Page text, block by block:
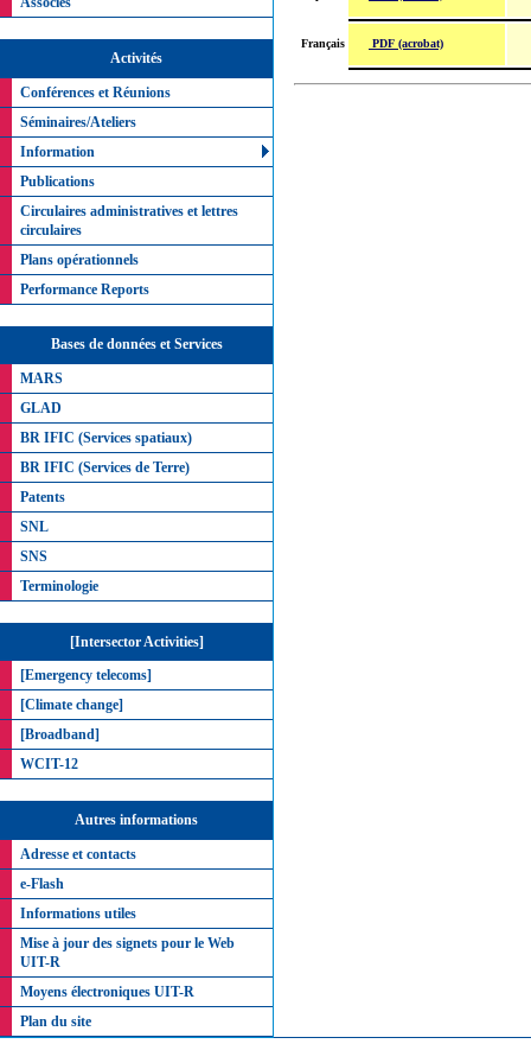
Activités
Conférences et Réunions
Séminaires/Ateliers
Information
Publications
Circulaires administratives et lettres
circulaires
Plans opérationnels
Performance Reports
Bases de données et Services
MARS
GLAD
BR IFIC (Services spatiaux)
BR IFIC (Services de Terre)
Patents
SNL
SNS
Terminologie
[Intersector Activities]
[Emergency telecoms]
[Climate change]
[Broadband]
WCIT-12
Autres informations
Adresse et contacts
e-Flash
Informations utiles
Mise à jour des signets pour le Web
UIT-R
Moyens électroniques UIT-R
Plan du site
Français PDF (acrobat)